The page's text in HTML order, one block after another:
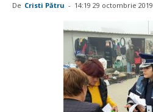
De Cristi Pătru - 14:19 29 octombrie 2019